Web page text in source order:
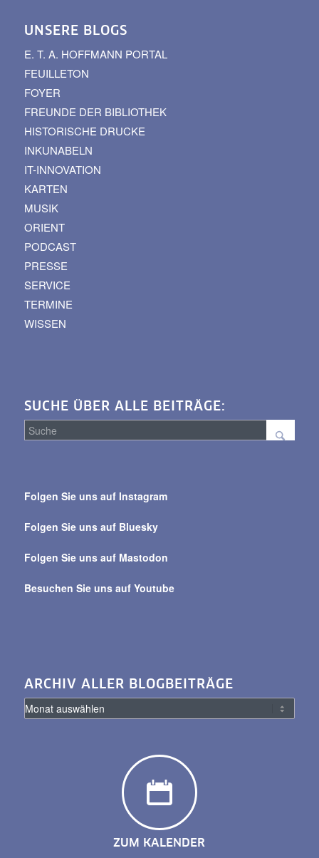
UNSERE BLOGS
E. T. A. HOFFMANN PORTAL
FEUILLETON
FOYER
FREUNDE DER BIBLIOTHEK
HISTORISCHE DRUCKE
INKUNABELN
IT-INNOVATION
KARTEN
MUSIK
ORIENT
PODCAST
PRESSE
SERVICE
TERMINE
WISSEN
SUCHE ÜBER ALLE BEITRÄGE:
alle
Folgen Sie uns auf Instagram
Folgen Sie uns auf Bluesky
Folgen Sie uns auf Mastodon
Besuchen Sie uns auf Youtube
ARCHIV ALLER BLOGBEITRÄGE
ZUM KALENDER